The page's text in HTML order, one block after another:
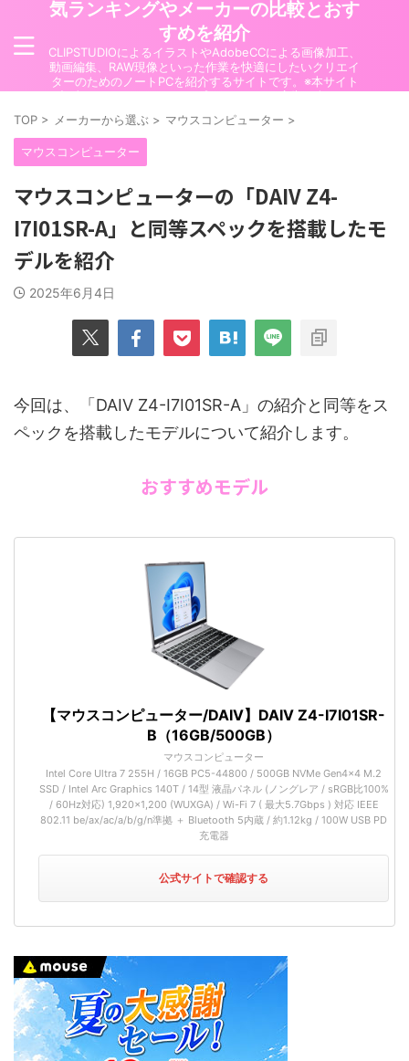
気ランキングやメーカーの比較とおす
すめを紹介
CLIPSTUDIOによるイラストやAdobeCCによる画像加工、
動画編集、RAW現像といった作業を快適にしたいクリエイ
ターのためのノートPCを紹介するサイトです。※本サイト
の記事にはアフィリエイト/プロモーション広告が含まれて
TOP > メーカーから選ぶ > マウスコンピューター >
マウスコンピューター
マウスコンピューターの「DAIV Z4-
I7I01SR-A」と同等スペックを搭載したモ
デルを紹介
2025年6月4日
今回は、「DAIV Z4-I7I01SR-A」の紹介と同等をス
ペックを搭載したモデルについて紹介します。
おすすめモデル
【マウスコンピューター/DAIV】DAIV Z4-I7I01SR-
B（16GB/500GB）
マウスコンピューター
Intel Core Ultra 7 255H / 16GB PC5-44800 / 500GB NVMe Gen4×4 M.2
SSD / Intel Arc Graphics 140T / 14型 液晶パネル (ノングレア / sRGB比100%
/ 60Hz対応) 1,920×1,200 (WUXGA) / Wi-Fi 7 ( 最大5.7Gbps ) 対応 IEEE
802.11 be/ax/ac/a/b/g/n準拠 ＋ Bluetooth 5内蔵 / 約1.12kg / 100W USB PD
充電器
公式サイトで確認する